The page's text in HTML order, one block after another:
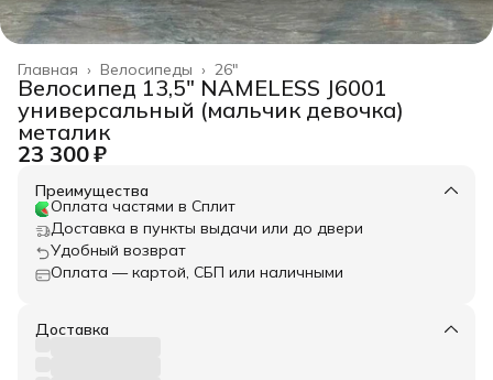
26"
Велосипеды ›
Главная ›
Велосипед 13,5" NAMELESS J6001
универсальный (мальчик девочка)
металик
23 300 ₽
Преимущества
Оплата частями в Сплит
Доставка в пункты выдачи или до двери
Удобный возврат
Оплата — картой, СБП или наличными
Доставка